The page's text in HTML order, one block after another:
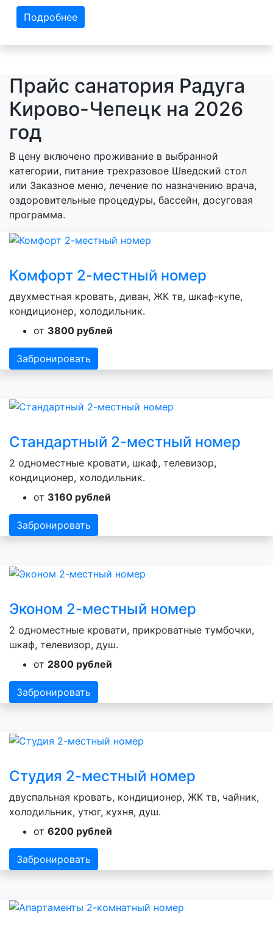
Подробнее
Прайс санатория Радуга
Кирово-Чепецк на 2026
год
В цену включено проживание в выбранной
категории, питание трехразовое Шведский стол
или Заказное меню, лечение по назначению врача,
оздоровительные процедуры, бассейн, досуговая
программа.
Комфорт 2-местный номер
двухместная кровать, диван, ЖК тв, шкаф-купе,
кондиционер, холодильник.
от 3800 рублей
Забронировать
Стандартный 2-местный номер
2 одноместные кровати, шкаф, телевизор,
кондиционер, холодильник.
от 3160 рублей
Забронировать
Эконом 2-местный номер
2 одноместные кровати, прикроватные тумбочки,
шкаф, телевизор, душ.
от 2800 рублей
Забронировать
Студия 2-местный номер
двуспальная кровать, кондиционер, ЖК тв, чайник,
холодильник, утюг, кухня, душ.
от 6200 рублей
Забронировать